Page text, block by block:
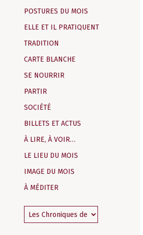
POSTURES DU MOIS
ELLE ET IL PRATIQUENT
TRADITION
CARTE BLANCHE
SE NOURRIR
PARTIR
SOCIÉTÉ
BILLETS ET ACTUS
À LIRE, À VOIR…
LE LIEU DU MOIS
IMAGE DU MOIS
À MÉDITER